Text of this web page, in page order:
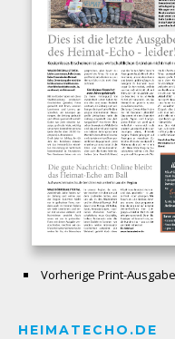
Vorherige Print-
HEIMATECHO.DE